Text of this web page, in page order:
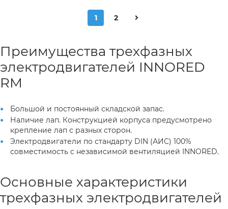
1 2
Преимущества трехфазных
электродвигателей INNORED
RM
Большой и постоянный складской запас.
Наличие лап. Конструкцией корпуса предусмотрено
крепление лап с разных сторон.
Электродвигатели по стандарту DIN (АИС) 100%
совместимость с независимой вентиляцией INNORED.
Основные характеристики
трехфазных электродвигателей